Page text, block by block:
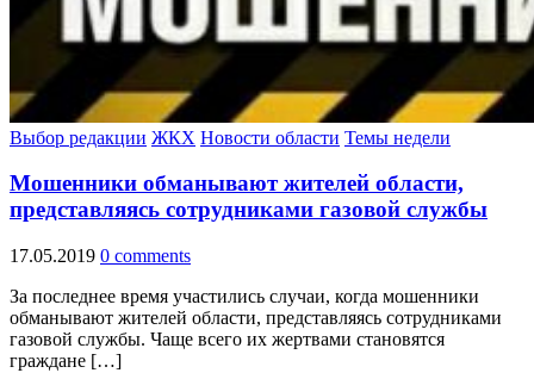
Выбор редакции ЖКХ Новости области Темы недели
Мошенники обманывают жителей области,
представляясь сотрудниками газовой службы
17.05.2019 0 comments
За последнее время участились случаи, когда мошенники
обманывают жителей области, представляясь сотрудниками
газовой службы. Чаще всего их жертвами становятся
граждане […]